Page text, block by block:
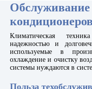
Климатическая
надежностью и
используемые в
охлаждение и очистку
системы нуждаются в
Польза